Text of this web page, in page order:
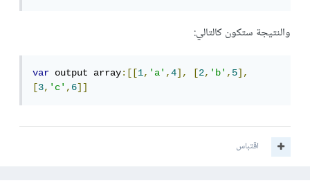
والنتيجة ستكون كالتالي:
var output array:[[1,'a',4], [2,'b',5],
[3,'c',6]]
اقتباس